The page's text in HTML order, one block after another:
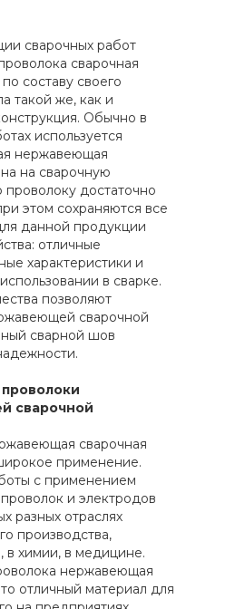
сварочных работ
сварочная
составу своего
такой же, как и
Обычно в
используется
нержавеющая
на сварочную
достаточно
этом сохраняются все
данной продукции
отличные
характеристики и
в сварке.
позволяют
сварочной
сварной шов
сварочной
сварочная
применение.
с применением
и электродов
разных отраслях
производства,
в химии, в медицине.
нержавеющая
отличный материал для